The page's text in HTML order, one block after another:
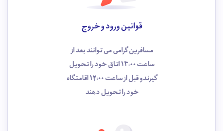
قوانین ورود و خروج
مسافرین گرامی می توانند بعد از
ساعت 14:00 اتاق خود را تحویل
گیرندو قبل از ساعت 12:00 اقامتگاه
خود را تحویل دهند